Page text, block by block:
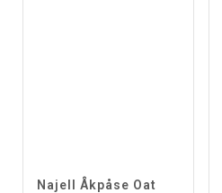
Najell Åkpåse Oat